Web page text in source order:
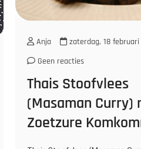
Anja
zaterdag, 18 februari
Geen reacties
Thais Stoofvlees
(Masaman Curry)
Zoetzure